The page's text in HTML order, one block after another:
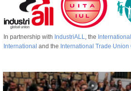
In partnership with IndustriALL, the
International and the International Trade